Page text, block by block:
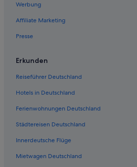
Taunoa Hotels
Hilton Hotels in Papeete
Günstige in Papeete
Punaauia Hotels
Hotels mit Restaurant in Papeete
Hotels mit Meerblick in Papeete
Werbung
Affiliate Marketing
Presse
Erkunden
Reiseführer Deutschland
Hotels in Deutschland
Ferienwohnungen Deutschland
Städtereisen Deutschland
Innerdeutsche Flüge
Mietwagen Deutschland